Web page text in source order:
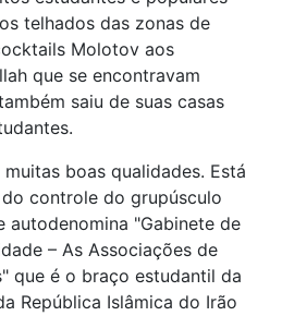
telhados das zonas de
Molotov aos
que se encontravam
saiu de suas casas
boas qualidades. Está
controle do grupúsculo
autodenomina "Gabinete de
– As Associações de
que é o braço estudantil da
República Islâmica do Irão